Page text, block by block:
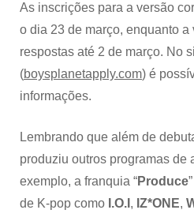
As inscrições para a versão
o dia 23 de março, enquanto
respostas até 2 de março. No
(boysplanetapply.com) é
informações.
Lembrando que além de
produziu outros programas de
exemplo, a franquia “Produce
de K-pop como I.O.I , IZ*ONE,